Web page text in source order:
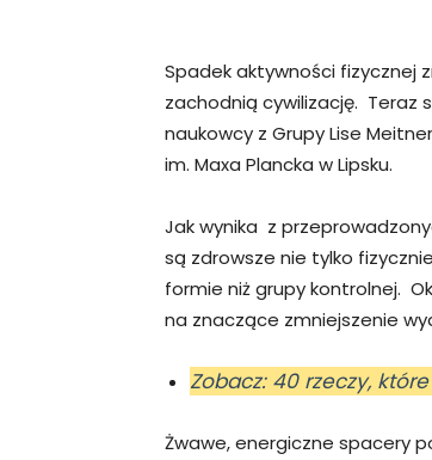
Spadek aktywności fizycznej
zachodnią cywilizację. Teraz
naukowcy z Grupy Lise
im. Maxa Plancka w Lipsku.
Jak wynika z
są zdrowsze nie tylko
formie niż grupy kontrolnej.
na znaczące zmniejszenie
Zobacz: 40 rzeczy,
Żwawe, energiczne spacery